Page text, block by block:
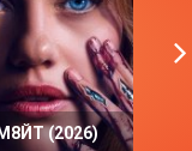
(2026)